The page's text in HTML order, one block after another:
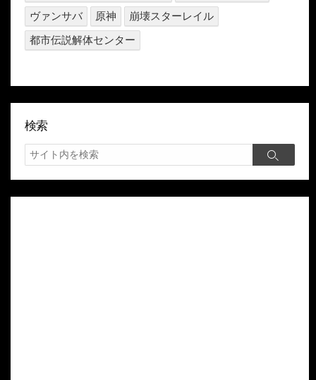
ヴァンサバ
原神
崩壊スターレイル
都市伝説解体センター
検索
検
索
検